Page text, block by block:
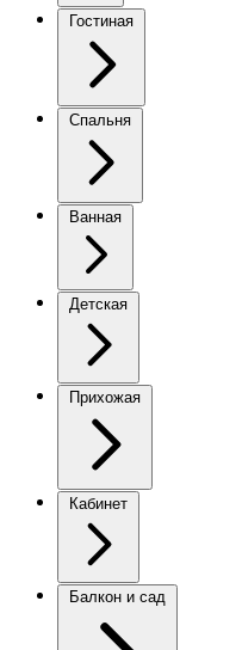
Гостиная
Спальня
Ванная
Детская
Прихожая
Кабинет
Балкон и сад